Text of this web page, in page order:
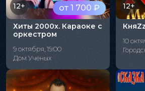
от 1 700 ₽
12+
Хиты 2000х. Караоке с
оркестром
9 октября, 19:00
Дом Ученых
12+
10